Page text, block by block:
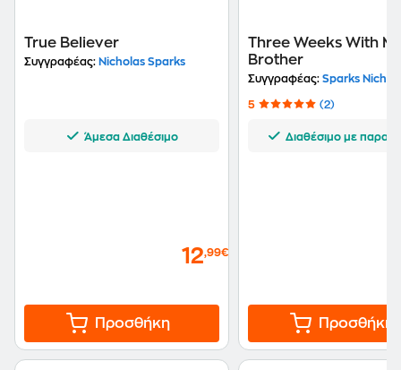
True Believer
Συγγραφέας: Nicholas Sparks
Άμεσα Διαθέσιμο
12,99€
Προσθήκη
Three Weeks With
Brother
Συγγραφέας: Sparks Nicholas,
5 (2)
Διαθέσιμο με
Προσθήκη